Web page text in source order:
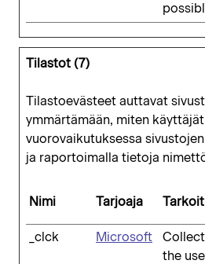
Tilastot (7)
Tilastoevästeet auttavat
ymmärtämään, miten
vuorovaikutuksessa
ja raportoimalla tietoja
Nimi Tarjoaja
_clck
Microsoft
the